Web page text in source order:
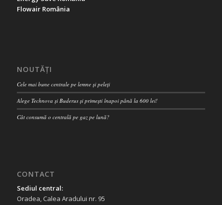
Flowair România
NOUTĂȚI
Cele mai bune centrale pe lemne și peleți
Alege Technova și Buderus și primești înapoi până la 600 lei!
Cât consumă o centrală pe gaz pe lună?
CONTACT
Sediul central:
Oradea, Calea Aradului nr. 95